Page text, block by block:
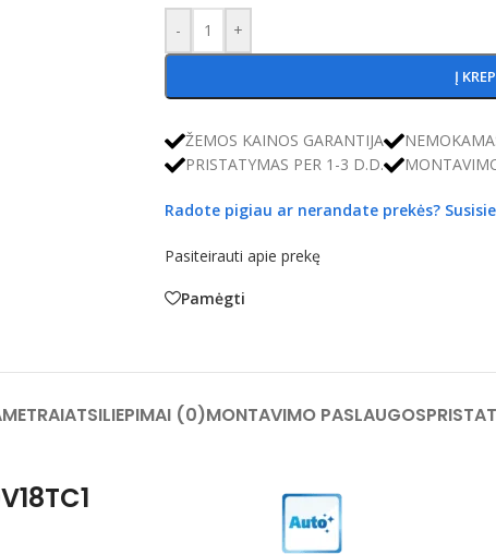
- +
Į
ŽEMOS KAINOS GARANTIJA
PRISTATYMAS PER 1-3 D.D.
Radote pigiau ar nerandate prekės?
Pasiteirauti apie prekę
Pamėgti
ATSILIEPIMAI (0)MONTAVIMO PASLAUGOS